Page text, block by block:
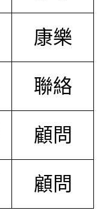
康樂
聯絡
顧問
顧問